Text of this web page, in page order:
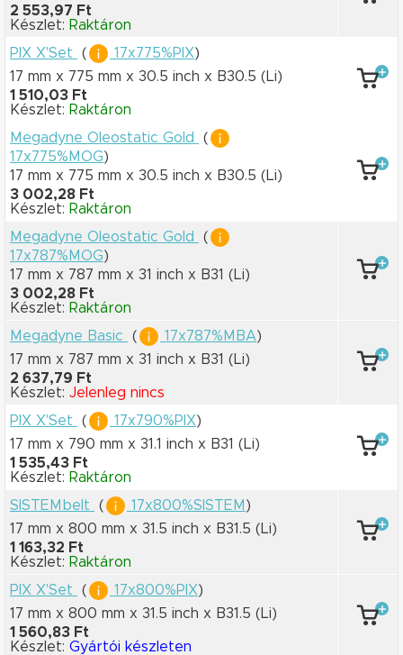
2 553,97 Ft
Készlet: Raktáron
PIX X'Set
( 17x775%PIX)
17 mm x 775 mm x 30.5 inch x B30.5 (Li)
1 510,03 Ft
Készlet: Raktáron
Megadyne Oleostatic Gold
(
17x775%MOG)
17 mm x 775 mm x 30.5 inch x B30.5 (Li)
3 002,28 Ft
Készlet: Raktáron
Megadyne Oleostatic Gold
(
17x787%MOG)
17 mm x 787 mm x 31 inch x B31 (Li)
3 002,28 Ft
Készlet: Raktáron
Megadyne Basic
( 17x787%MBA)
17 mm x 787 mm x 31 inch x B31 (Li)
2 637,79 Ft
Készlet: Jelenleg nincs
PIX X'Set
( 17x790%PIX)
17 mm x 790 mm x 31.1 inch x B31 (Li)
1 535,43 Ft
Készlet: Raktáron
SISTEMbelt
( 17x800%SISTEM )
17 mm x 800 mm x 31.5 inch x B31.5 (Li)
1 163,32 Ft
Készlet: Raktáron
PIX X'Set
( 17x800%PIX)
17 mm x 800 mm x 31.5 inch x B31.5 (Li)
1 560,83 Ft
Készlet: Gyártói készleten